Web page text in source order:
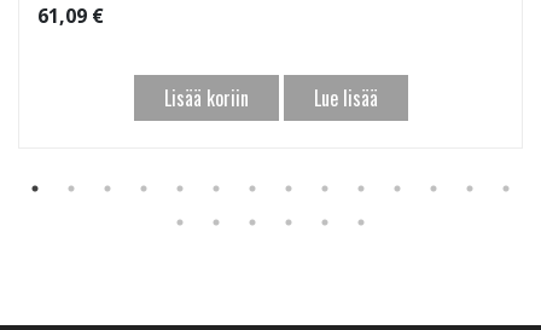
61,09 €
Lisää koriin Lue lisää